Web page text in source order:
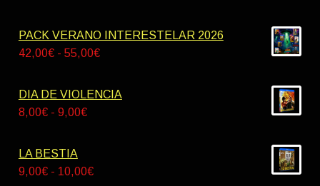
PACK VERANO INTERESTELAR 2026
42,00€ - 55,00€Rango
precios:
DIA DE VIOLENCIA
8,00€ - 9,00€Rango
desde
LA BESTIA
9,00€ - 10,00€Rango